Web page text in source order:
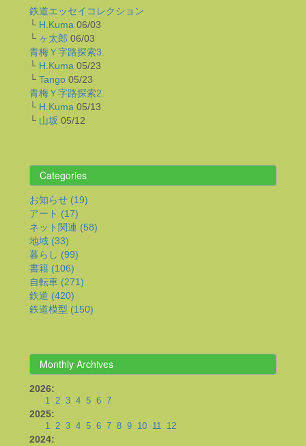
鉄道エッセイコレクション
└ H.Kuma 06/03
└ ヶ太郎 06/03
青梅Ｙ字路探索3.
└ H.Kuma 05/23
└ Tango 05/23
青梅Ｙ字路探索2.
└ H.Kuma 05/13
└ 山坂 05/12
Categories
お知らせ (19)
アート (17)
ネット関連 (58)
地域 (33)
暮らし (99)
書籍 (106)
自転車 (271)
鉄道 (420)
鉄道模型 (150)
Monthly Archives
2026:
1 2 3 4 5 6 7
2025:
1 2 3 4 5 6 7 8 9 10 11 12
2024: